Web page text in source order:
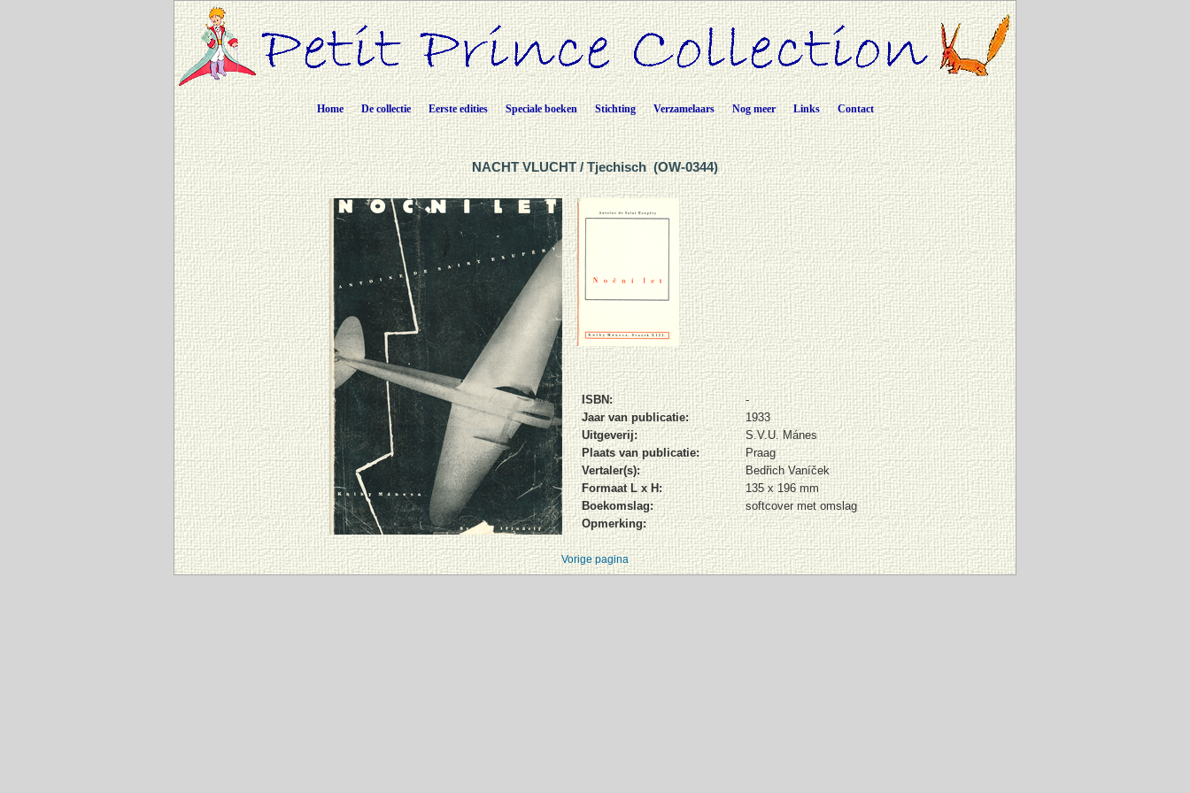
Home De collectie Eerste edities Speciale boeken Stichting Verzamelaars Nog meer Links Contact
NACHT VLUCHT / Tjechisch (OW-0344)
ISBN:
-
Jaar van publicatie:
1933
Uitgeverij:
S.V.U. Mánes
Plaats van publicatie:
Praag
Vertaler(s):
Bedřich Vaníček
Formaat L x H:
135 x 196 mm
Boekomslag:
softcover met omslag
Opmerking:
Vorige pagina